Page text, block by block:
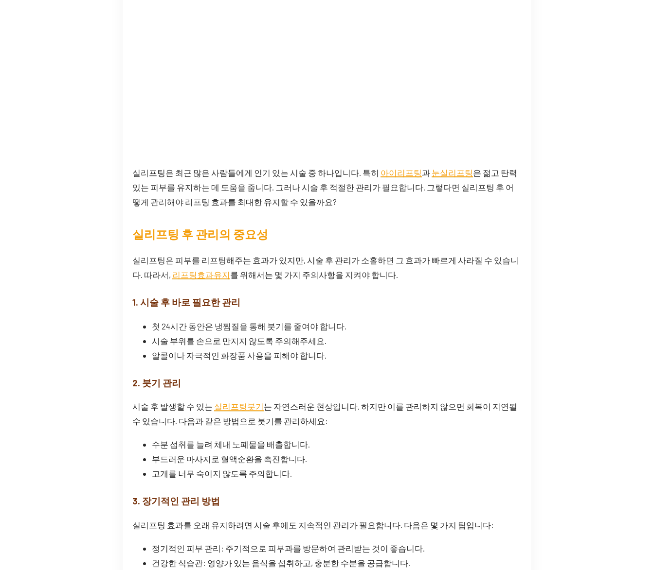
실리프팅은 최근 많은 사람들에게 인기 있는 시술 중 하나입니다. 특히 아이리프팅과 눈실리프팅은 젊고 탄력
있는 피부를 유지하는 데 도움을 줍니다. 그러나 시술 후 적절한 관리가 필요합니다. 그렇다면 실리프팅 후 어
떻게 관리해야 리프팅 효과를 최대한 유지할 수 있을까요?
실리프팅 후 관리의 중요성
실리프팅은 피부를 리프팅해주는 효과가 있지만, 시술 후 관리가 소홀하면 그 효과가 빠르게 사라질 수 있습니
다. 따라서, 리프팅효과유지를 위해서는 몇 가지 주의사항을 지켜야 합니다.
1. 시술 후 바로 필요한 관리
첫 24시간 동안은 냉찜질을 통해 붓기를 줄여야 합니다.
시술 부위를 손으로 만지지 않도록 주의해주세요.
알콜이나 자극적인 화장품 사용을 피해야 합니다.
2. 붓기 관리
시술 후 발생할 수 있는 실리프팅붓기는 자연스러운 현상입니다. 하지만 이를 관리하지 않으면 회복이 지연될
수 있습니다. 다음과 같은 방법으로 붓기를 관리하세요:
수분 섭취를 늘려 체내 노폐물을 배출합니다.
부드러운 마사지로 혈액순환을 촉진합니다.
고개를 너무 숙이지 않도록 주의합니다.
3. 장기적인 관리 방법
실리프팅 효과를 오래 유지하려면 시술 후에도 지속적인 관리가 필요합니다. 다음은 몇 가지 팁입니다:
정기적인 피부 관리: 주기적으로 피부과를 방문하여 관리받는 것이 좋습니다.
건강한 식습관: 영양가 있는 음식을 섭취하고, 충분한 수분을 공급합니다.